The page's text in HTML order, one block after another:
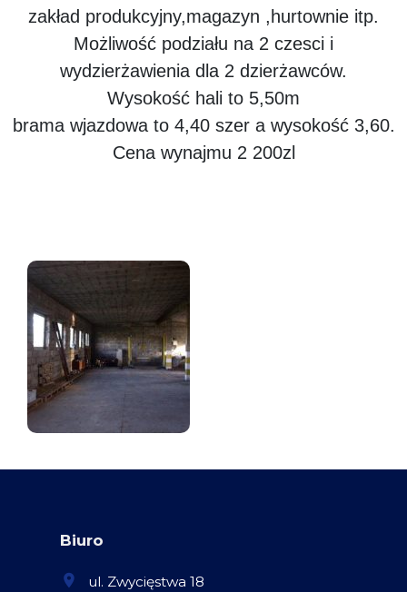
zakład produkcyjny,magazyn ,hurtownie itp.
Możliwość podziału na 2 czesci i
wydzierżawienia dla 2 dzierżawców.
Wysokość hali to 5,50m
brama wjazdowa to 4,40 szer a wysokość 3,60.
Cena wynajmu 2 200zl
Biuro
ul. Zwycięstwa 18